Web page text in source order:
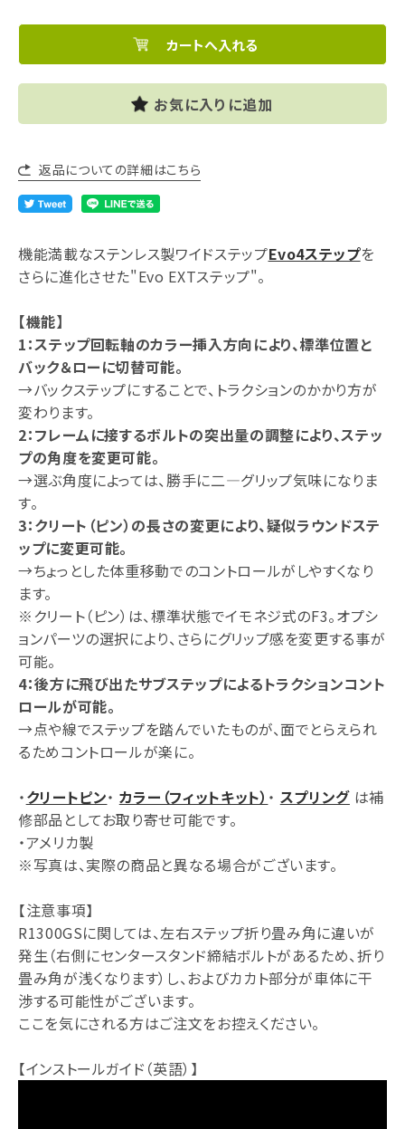
お気に入りに追加
返品についての詳細はこちら
機能満載なステンレス製ワイドステップEvo4ステップを
さらに進化させた"Evo EXTステップ"。
【機能】
1：ステップ回転軸のカラー挿入方向により、標準位置と
バック＆ローに切替可能。
→バックステップにすることで、トラクションのかかり方が
変わります。
2：フレームに接するボルトの突出量の調整により、ステッ
プの角度を変更可能。
→選ぶ角度によっては、勝手に二―グリップ気味になりま
す。
3：クリート（ピン）の長さの変更により、疑似ラウンドステ
ップに変更可能。
→ちょっとした体重移動でのコントロールがしやすくなり
ます。
※クリート（ピン）は、標準状態でイモネジ式のF3。オプシ
ョンパーツの選択により、さらにグリップ感を変更する事が
可能。
4：後方に飛び出たサブステップによるトラクションコント
ロールが可能。
→点や線でステップを踏んでいたものが、面でとらえられ
るためコントロールが楽に。
・クリートピン・ カラー（フィットキット） ・ スプリングは補
修部品としてお取り寄せ可能です。
・アメリカ製
※写真は、実際の商品と異なる場合がございます。
【注意事項】
R1300GSに関しては、左右ステップ折り畳み角に違いが
発生（右側にセンタースタンド締結ボルトがあるため、折り
畳み角が浅くなります）し、およびカカト部分が車体に干
渉する可能性がございます。
ここを気にされる方はご注文をお控えください。
【インストールガイド（英語）】